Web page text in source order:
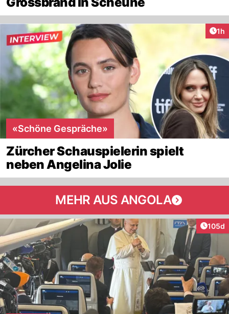
1h
«Schöne Gespräche»
Zürcher Schauspielerin spielt
neben Angelina Jolie
MEHR AUS ANGOLA
105d